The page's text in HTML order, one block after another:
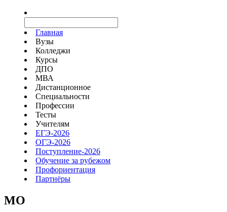
Главная
Вузы
Колледжи
Курсы
ДПО
МВА
Дистанционное
Специальности
Профессии
Тесты
Учителям
ЕГЭ-2026
ОГЭ-2026
Поступление-2026
Обучение за рубежом
Профориентация
Партнёры
MO